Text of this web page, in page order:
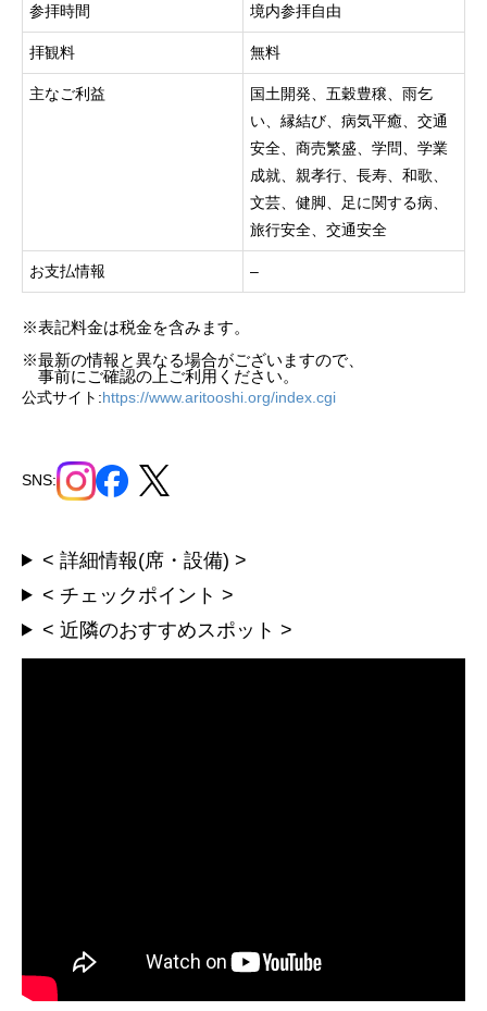
参拝時間 境内参拝自由
拝観料 無料
主なご利益
国土開発、五穀豊穣、雨乞
い、縁結び、病気平癒、交通
安全、商売繁盛、学問、学業
成就、親孝行、長寿、和歌、
文芸、健脚、足に関する病、
旅行安全、交通安全
お支払情報 –
※表記料金は税金を含みます。
※最新の情報と異なる場合がございますので、
事前にご確認の上ご利用ください。
公式サイト:https://www.aritooshi.org/index.cgi
SNS:
< 詳細情報(席・設備) >
< チェックポイント >
< 近隣のおすすめスポット >